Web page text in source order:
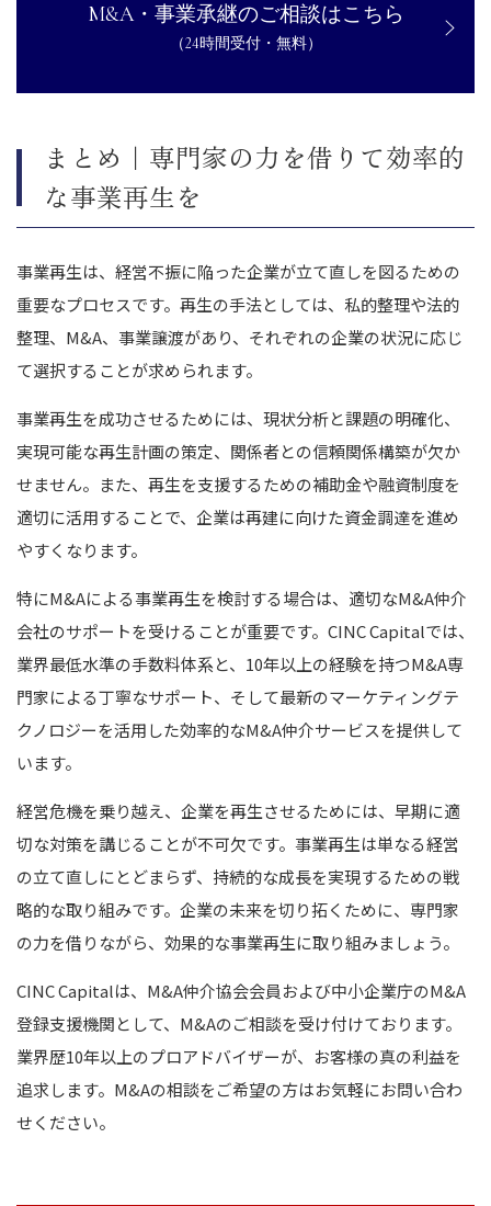
M&A・事業承継のご相談はこちら
（24時間受付・無料）
まとめ｜専門家の力を借りて効率的
な事業再生を
事業再生は、経営不振に陥った企業が立て直しを図るための
重要なプロセスです。再生の手法としては、私的整理や法的
整理、M&A、事業譲渡があり、それぞれの企業の状況に応じ
て選択することが求められます。
事業再生を成功させるためには、現状分析と課題の明確化、
実現可能な再生計画の策定、関係者との信頼関係構築が欠か
せません。また、再生を支援するための補助金や融資制度を
適切に活用することで、企業は再建に向けた資金調達を進め
やすくなります。
特にM&Aによる事業再生を検討する場合は、適切なM&A仲介
会社のサポートを受けることが重要です。CINC Capitalでは、
業界最低水準の手数料体系と、10年以上の経験を持つM&A専
門家による丁寧なサポート、そして最新のマーケティングテ
クノロジーを活用した効率的なM&A仲介サービスを提供して
います。
経営危機を乗り越え、企業を再生させるためには、早期に適
切な対策を講じることが不可欠です。事業再生は単なる経営
の立て直しにとどまらず、持続的な成長を実現するための戦
略的な取り組みです。企業の未来を切り拓くために、専門家
の力を借りながら、効果的な事業再生に取り組みましょう。
CINC Capitalは、M&A仲介協会会員および中小企業庁のM&A
登録支援機関として、M&Aのご相談を受け付けております。
業界歴10年以上のプロアドバイザーが、お客様の真の利益を
追求します。M&Aの相談をご希望の方はお気軽にお問い合わ
せください。